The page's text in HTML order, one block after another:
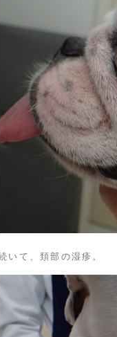
いて、頚部の湿疹。